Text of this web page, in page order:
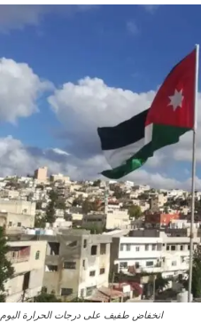
انخفاض طفيف على درجات الحرارة اليوم